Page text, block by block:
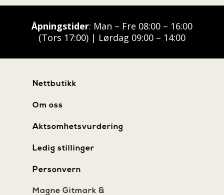
Åpningstider: Man – Fre 08:00 – 16:00
(Tors 17:00) | Lørdag 09:00 – 14:00
Nettbutikk
Om oss
Aktsomhetsvurdering
Ledig stillinger
Personvern
Magne Gitmark &